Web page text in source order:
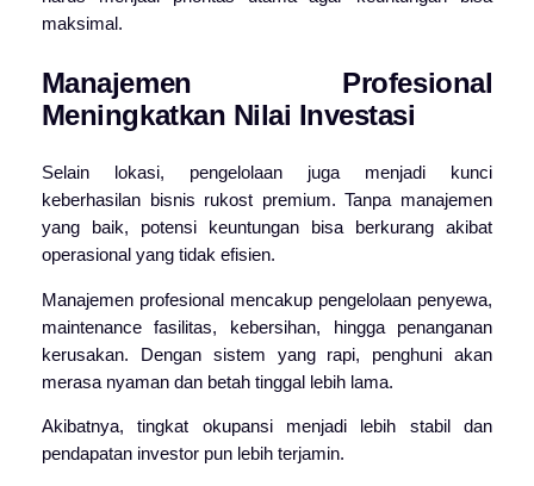
maksimal.
Manajemen Profesional
Meningkatkan Nilai Investasi
Selain lokasi, pengelolaan juga menjadi kunci
keberhasilan bisnis rukost premium. Tanpa manajemen
yang baik, potensi keuntungan bisa berkurang akibat
operasional yang tidak efisien.
Manajemen profesional mencakup pengelolaan penyewa,
maintenance fasilitas, kebersihan, hingga penanganan
kerusakan. Dengan sistem yang rapi, penghuni akan
merasa nyaman dan betah tinggal lebih lama.
Akibatnya, tingkat okupansi menjadi lebih stabil dan
pendapatan investor pun lebih terjamin.